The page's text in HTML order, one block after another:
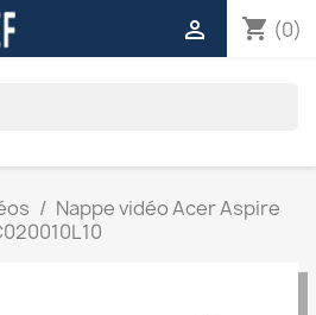
shopping_cart (0)

Nappe vidéo Acer Aspire